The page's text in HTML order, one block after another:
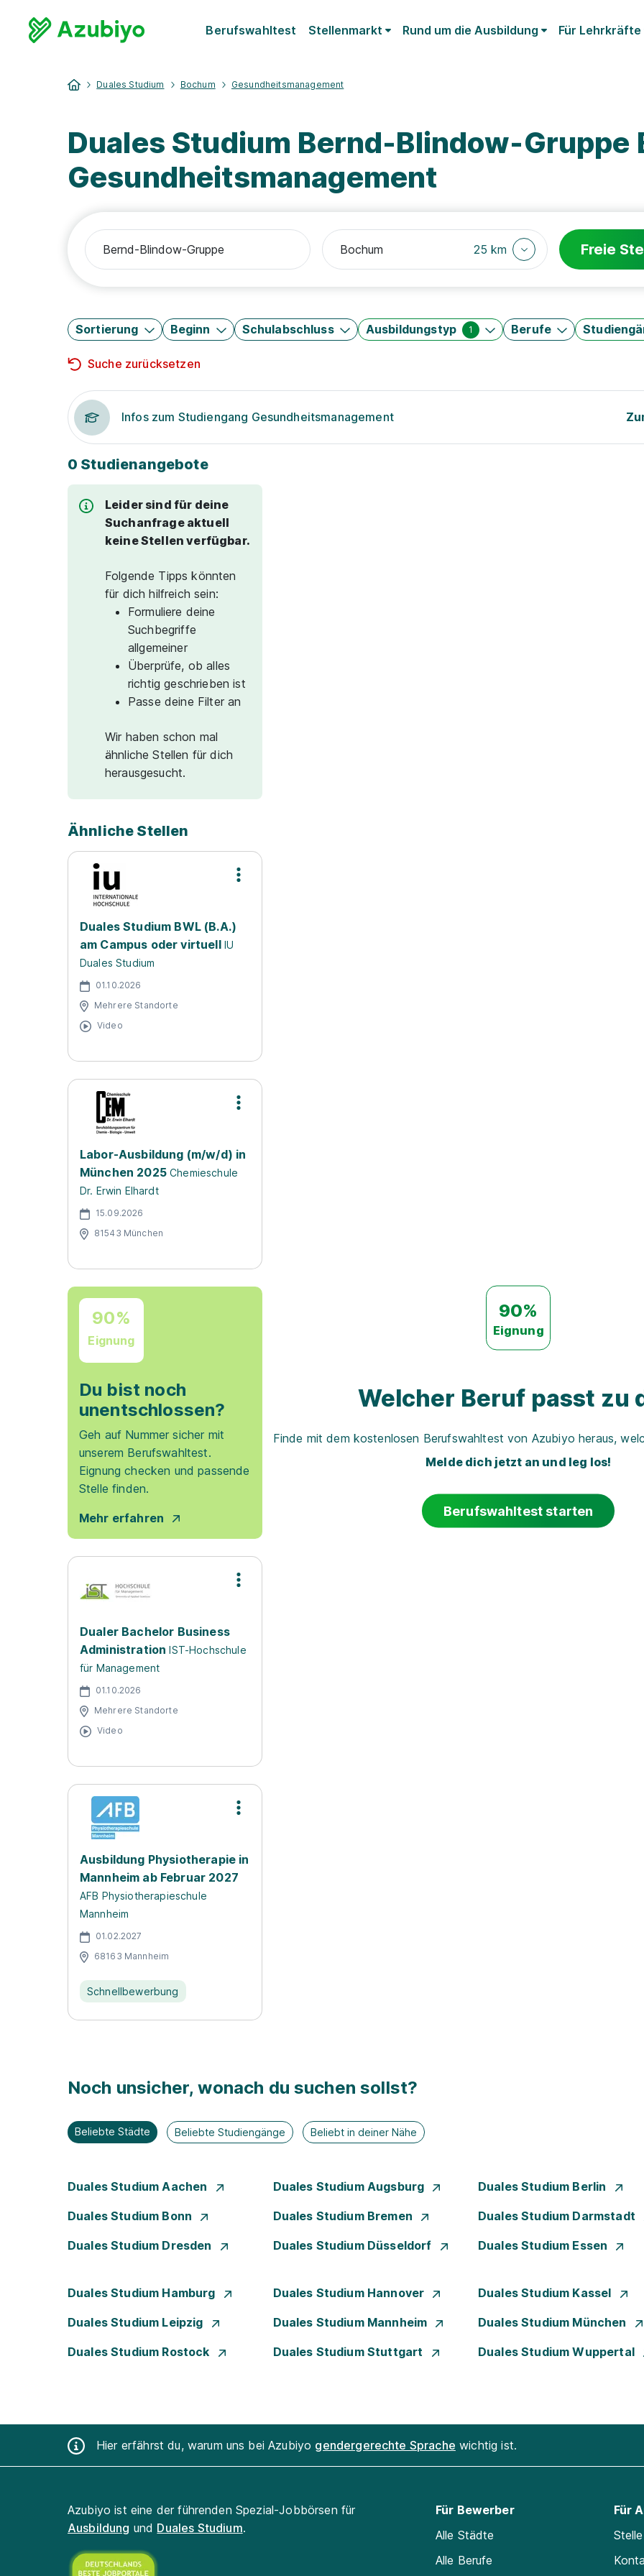
Berufswahltest Stellenmarkt Rund um die Ausbildung Für Lehrkräfte
Duales Studium Bochum Gesundheitsmanagement
Duales Studium Bernd-Blindow-Gruppe
Gesundheitsmanagement
25 km Freie
Sortierung Beginn Schulabschluss Ausbildungstyp 1 Berufe
Suche zurücksetzen
Infos zum Studiengang Gesundheitsmanagement
0 Studienangebote
Leider sind für deine
Suchanfrage aktuell
keine Stellen verfügbar.
Folgende Tipps könnten
für dich hilfreich sein:
Formuliere deine
Suchbegriffe
allgemeiner
Überprüfe, ob alles
richtig geschrieben ist
Passe deine Filter an
Wir haben schon mal
ähnliche Stellen für dich
herausgesucht.
Ähnliche Stellen
Duales Studium BWL (B.A.)
am Campus oder virtuell IU
Duales Studium
01.10.2026
Mehrere Standorte
Video
Labor-Ausbildung (m/w/d) in
München 2025 Chemieschule
Dr. Erwin Elhardt
15.09.2026
81543 München
90%
Eignung
Du bist noch
unentschlossen?
Geh auf Nummer sicher mit
unserem Berufswahltest.
Eignung checken und passende
Stelle finden.
Mehr erfahren
Dualer Bachelor Business
Administration IST-Hochschule
für Management
01.10.2026
Mehrere Standorte
Video
Ausbildung Physiotherapie in
Mannheim ab Februar 2027
AFB Physiotherapieschule
Mannheim
01.02.2027
68163 Mannheim
Schnellbewerbung
90%
Eignung
Welcher Beruf passt zu
Finde mit dem kostenlosen Berufswahltest von Azubiyo heraus,
Melde dich jetzt an und leg los!
Berufswahltest starten
Noch unsicher, wonach du suchen sollst?
Beliebte Städte Beliebte Studiengänge Beliebt in deiner Nähe
Duales Studium Aachen Duales Studium Augsburg Duales Studium Berlin
Duales Studium Bonn Duales Studium Bremen Duales Studium Darmstadt
Duales Studium Dresden Duales Studium Düsseldorf Duales Studium Essen
Duales Studium Hamburg Duales Studium Hannover Duales Studium Kassel
Duales Studium Leipzig Duales Studium Mannheim Duales Studium München
Duales Studium Rostock Duales Studium Stuttgart Duales Studium Wuppertal
Hier erfährst du, warum uns bei Azubiyo gendergerechte Sprache wichtig ist.
Azubiyo ist eine der führenden Spezial-Jobbörsen für
Ausbildung und Duales Studium.
Für Bewerber
Alle Städte
Alle Berufe
Für